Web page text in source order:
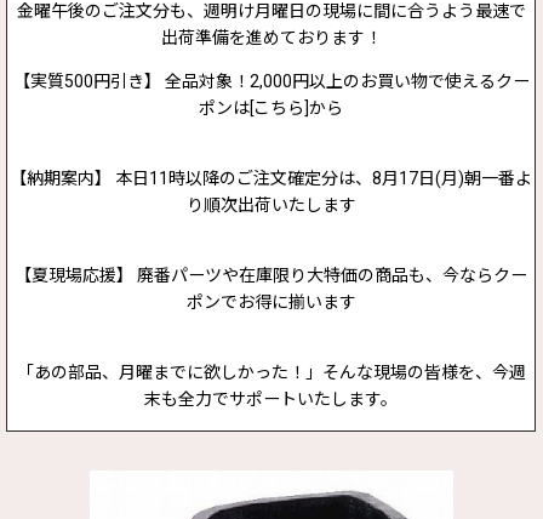
金曜午後のご注文分も、週明け月曜日の現場に間に合うよう最速で
出荷準備を進めております！
【実質500円引き】 全品対象！2,000円以上のお買い物で使えるクー
ポンは[こちら]から
【納期案内】 本日11時以降のご注文確定分は、8月17日(月)朝一番よ
り順次出荷いたします
【夏現場応援】 廃番パーツや在庫限り大特価の商品も、今ならクー
ポンでお得に揃います
「あの部品、月曜までに欲しかった！」そんな現場の皆様を、今週
末も全力でサポートいたします。